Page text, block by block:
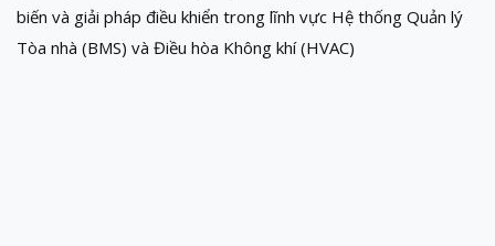
biến và giải pháp điều khiển trong lĩnh vực Hệ thống Quản lý
Tòa nhà (BMS) và Điều hòa Không khí (HVAC)